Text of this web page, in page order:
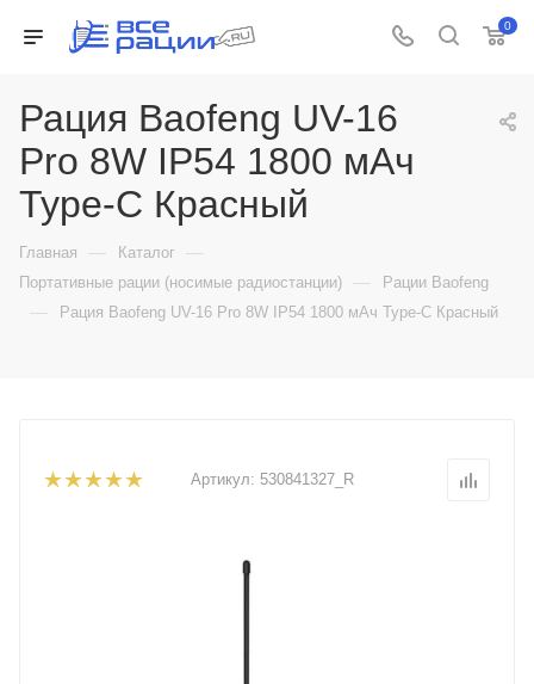
0
Рация Baofeng UV-16
Pro 8W IP54 1800 мАч
Type-C Красный
Главная — Каталог —
Портативные рации (носимые радиостанции) — Рации Baofeng
— Рация Baofeng UV-16 Pro 8W IP54 1800 мАч Type-C Красный
Артикул: 530841327_R